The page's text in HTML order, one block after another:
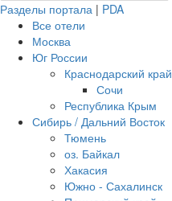
Разделы портала | PDA
Все отели
Москва
Юг России
Краснодарский край
Сочи
Республика Крым
Сибирь / Дальний Восток
Тюмень
оз. Байкал
Хакасия
Южно - Сахалинск